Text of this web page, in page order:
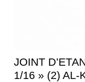
JOINT
1/16 » (2) AL-